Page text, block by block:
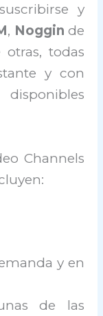
y
, Noggin de
otras, todas
y con
Channels
y en
de las